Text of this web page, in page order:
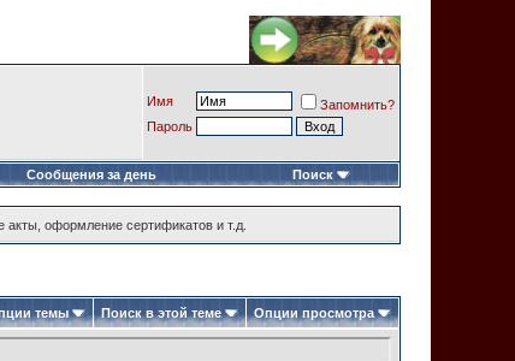
Имя
Запомнить?
Пароль
Сообщения за день Поиск
оформление сертификатов и т.д.
темы Поиск в этой теме Опции просмотра